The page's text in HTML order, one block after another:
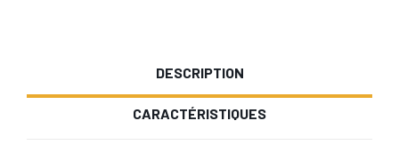
DESCRIPTION
CARACTÉRISTIQUES